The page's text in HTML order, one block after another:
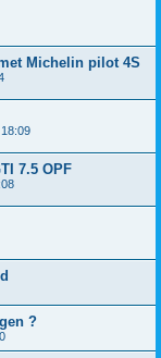
Michelin pilot 4S
7.5 OPF
?